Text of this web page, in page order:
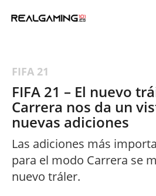
FIFA 21
FIFA 21 – El nuevo
Carrera nos da un
nuevas adiciones
Las adiciones más
para el modo Carrera se
nuevo tráler.